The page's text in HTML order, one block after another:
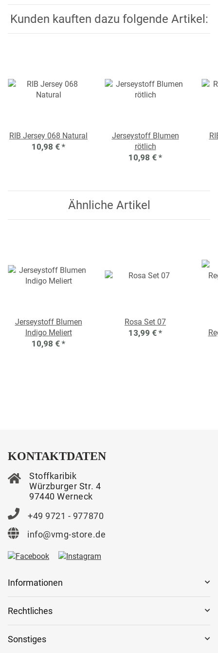
Kunden kauften dazu folgende Artikel:
RIB Jersey 068 Natural
10,98 € *
Jerseystoff Blumen
rötlich
10,98 € *
Ähnliche Artikel
Jerseystoff Blumen
Indigo Meliert
10,98 € *
Rosa Set 07
13,99 € *
KONTAKTDATEN
Stoffkaribik
Würzburger Str. 4
97440 Werneck
+49 9721 - 977870
info@vmg-store.de
Informationen
Rechtliches
Sonstiges